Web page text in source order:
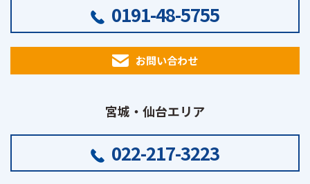
0191-48-5755
お問い合わせ
宮城・仙台エリア
022-217-3223